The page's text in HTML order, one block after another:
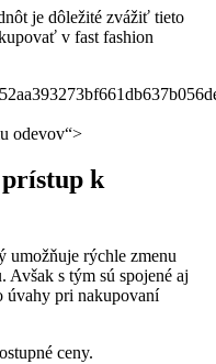
je dôležité zvážiť tieto
v fast fashion
odevov“>
k
umožňuje rýchle zmenu
Avšak s tým sú spojené aj
úvahy pri nakupovaní
ceny.